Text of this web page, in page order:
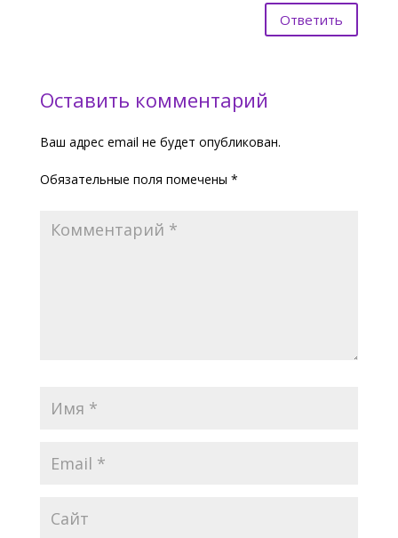
Ответить
Оставить комментарий
Ваш адрес email не будет опубликован.
Обязательные поля помечены *